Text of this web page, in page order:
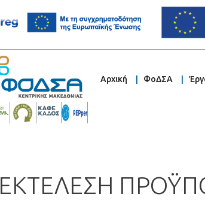
Αρχική ΦοΔΣΑ
ΕΚΤΕΛΕΣΗ